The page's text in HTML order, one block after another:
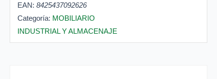
EAN: 8425437092626
Categoría: MOBILIARIO
INDUSTRIAL Y ALMACENAJE